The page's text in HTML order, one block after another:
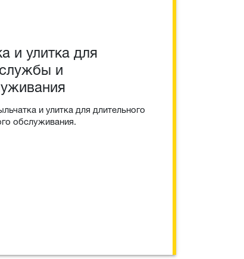
и улитка для
и
и улитка для длительного
обслуживания.